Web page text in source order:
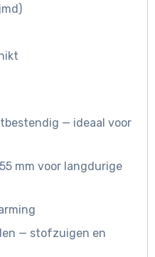
— ideaal voor
mm voor langdurige
— stofzuigen en